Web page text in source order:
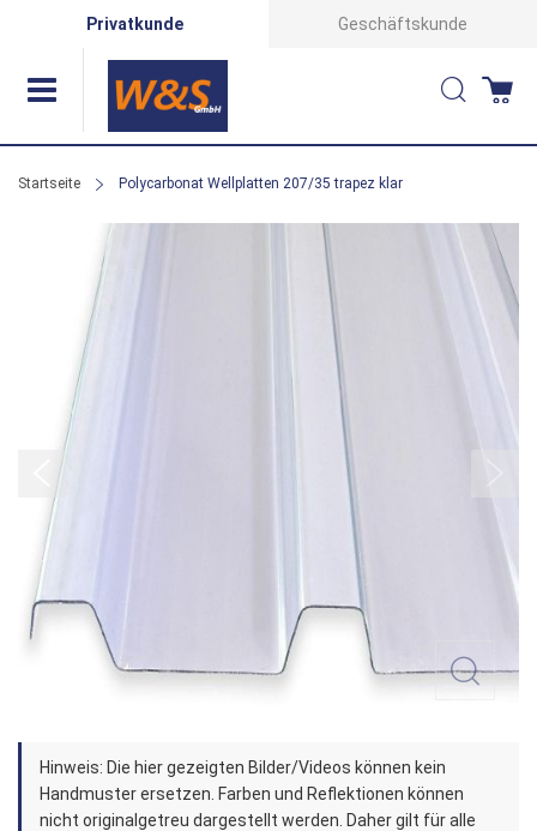
Privatkunde Geschäftskunde
Suche
Startseite Polycarbonat Wellplatten 207/35 trapez klar
Bildergalerie
springen
Zum
Anfang
der
Hinweis: Die hier gezeigten Bilder/Videos können kein
Handmuster ersetzen. Farben und Reflektionen können
nicht originalgetreu dargestellt werden. Daher gilt für alle